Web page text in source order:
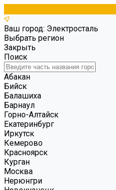
Ваш город: Электросталь
Выбрать регион
Закрыть
Поиск
Абакан
Бийск
Балашиха
Барнаул
Горно-Алтайск
Екатеринбург
Иркутск
Кемерово
Красноярск
Курган
Москва
Нерюнгри